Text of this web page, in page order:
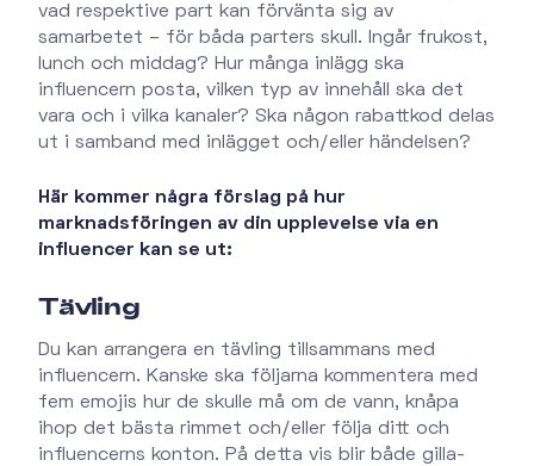
vad respektive part kan förvänta sig av
samarbetet – för båda parters skull. Ingår frukost,
lunch och middag? Hur många inlägg ska
influencern posta, vilken typ av innehåll ska det
vara och i vilka kanaler? Ska någon rabattkod delas
ut i samband med inlägget och/eller händelsen?
Här kommer några förslag på hur
marknadsföringen av din upplevelse via en
influencer kan se ut:
Tävling
Du kan arrangera en tävling tillsammans med
influencern. Kanske ska följarna kommentera med
fem emojis hur de skulle må om de vann, knåpa
ihop det bästa rimmet och/eller följa ditt och
influencerns konton. På detta vis blir både gilla-